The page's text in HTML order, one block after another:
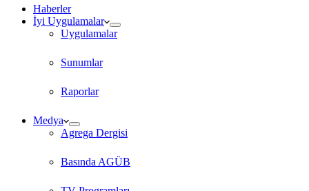
Haberler
İyi Uygulamalar
Uygulamalar
Sunumlar
Raporlar
Medya
Agrega Dergisi
Basında AGÜB